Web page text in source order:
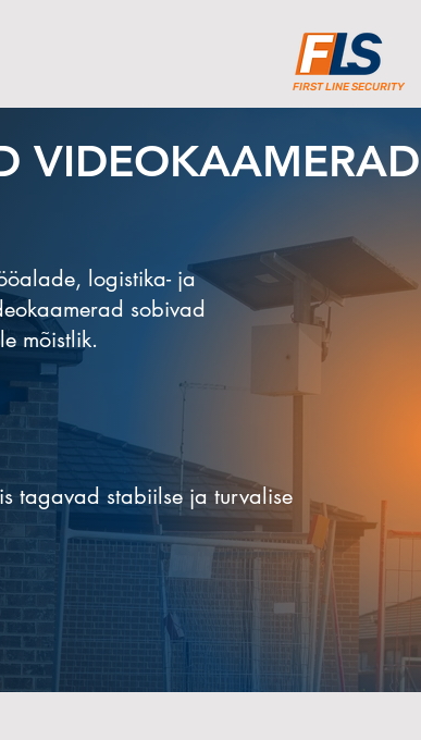
FIRST LINE SECURITY
VIDEOKAAMERAD
logistika- ja
sobivad
mõistlik.
tagavad stabiilse ja turvalise